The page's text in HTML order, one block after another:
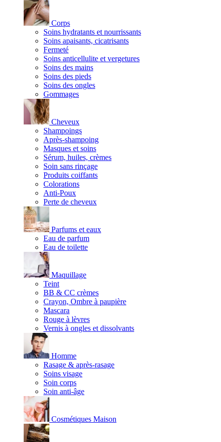
Corps
Soins hydratants et nourrissants
Soins apaisants, cicatrisants
Fermeté
Soins anticellulite et vergetures
Soins des mains
Soins des pieds
Soins des ongles
Gommages
Cheveux
Shampoings
Après-shampoing
Masques et soins
Sérum, huiles, crèmes
Soin sans rinçage
Produits coiffants
Colorations
Anti-Poux
Perte de cheveux
Parfums et eaux
Eau de parfum
Eau de toilette
Maquillage
Teint
BB & CC crèmes
Crayon, Ombre à paupière
Mascara
Rouge à lèvres
Vernis à ongles et dissolvants
Homme
Rasage & après-rasage
Soins visage
Soin corps
Soin anti-âge
Cosmétiques Maison